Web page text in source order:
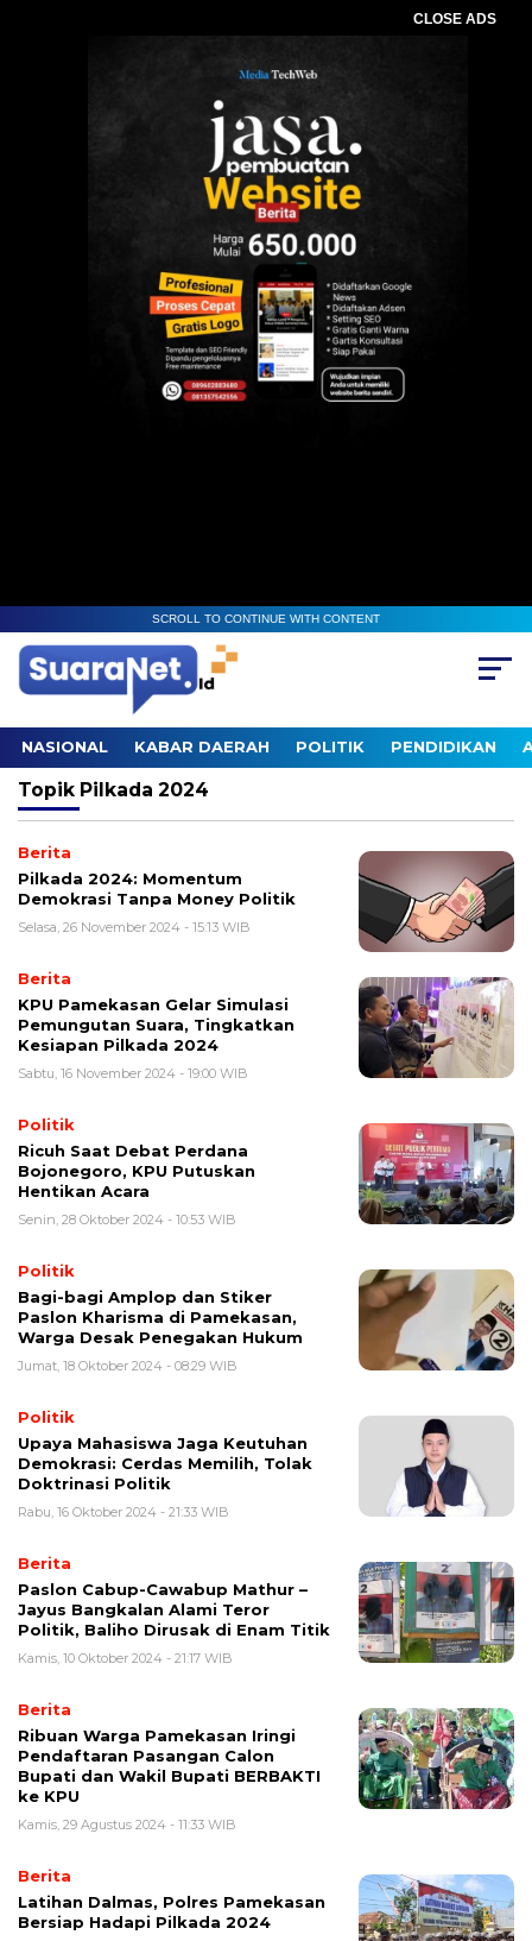
CLOSE ADS
SCROLL TO CONTINUE WITH CONTENT
NASIONAL KABAR DAERAH POLITIK PENDIDIKAN
Topik Pilkada 2024
Berita
Pilkada 2024: Momentum
Demokrasi Tanpa Money Politik
Selasa, 26 November 2024 - 15:13 WIB
Berita
KPU Pamekasan Gelar Simulasi
Pemungutan Suara, Tingkatkan
Kesiapan Pilkada 2024
Sabtu, 16 November 2024 - 19:00 WIB
Politik
Ricuh Saat Debat Perdana
Bojonegoro, KPU Putuskan
Hentikan Acara
Senin, 28 Oktober 2024 - 10:53 WIB
Politik
Bagi-bagi Amplop dan Stiker
Paslon Kharisma di Pamekasan,
Warga Desak Penegakan Hukum
Jumat, 18 Oktober 2024 - 08:29 WIB
Politik
Upaya Mahasiswa Jaga Keutuhan
Demokrasi: Cerdas Memilih, Tolak
Doktrinasi Politik
Rabu, 16 Oktober 2024 - 21:33 WIB
Berita
Paslon Cabup-Cawabup Mathur –
Jayus Bangkalan Alami Teror
Politik, Baliho Dirusak di Enam Titik
Kamis, 10 Oktober 2024 - 21:17 WIB
Berita
Ribuan Warga Pamekasan Iringi
Pendaftaran Pasangan Calon
Bupati dan Wakil Bupati BERBAKTI
ke KPU
Kamis, 29 Agustus 2024 - 11:33 WIB
Berita
Latihan Dalmas, Polres Pamekasan
Bersiap Hadapi Pilkada 2024